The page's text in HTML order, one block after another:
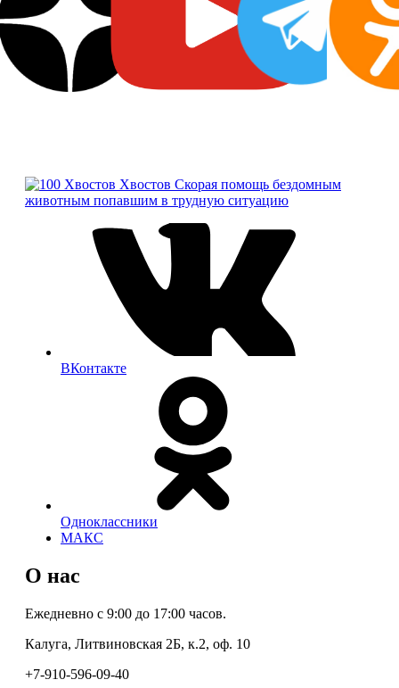
Хвостов Скорая помощь бездомным
животным попавшим в трудную ситуацию
ВКонтакте
Одноклассники
МАКС
О нас
Ежедневно с 9:00 до 17:00 часов.
Калуга, Литвиновская 2Б, к.2, оф. 10
+7-910-596-09-40